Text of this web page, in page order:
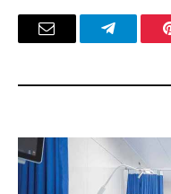
بينتيريستتيلقرام
البريد